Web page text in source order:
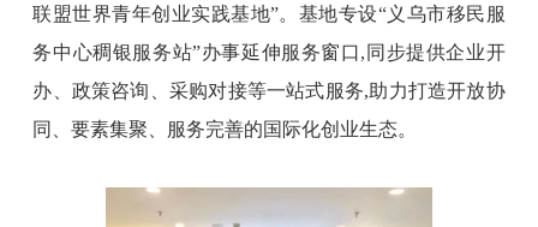
联盟世界青年创业实践基地”。基地专设“义乌市移民服
务中心稠银服务站”办事延伸服务窗口,同步提供企业开
办、政策咨询、采购对接等一站式服务,助力打造开放协
同、要素集聚、服务完善的国际化创业生态。